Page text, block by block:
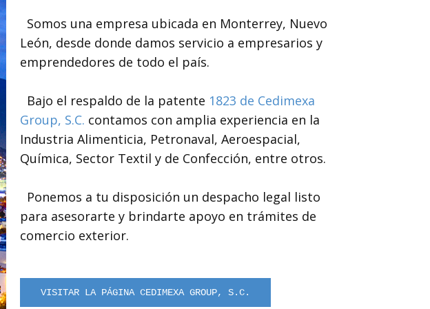
Somos una empresa ubicada en Monterrey, Nuevo
León, desde donde damos servicio a empresarios y
emprendedores de todo el país.
Bajo el respaldo de la patente 1823 de Cedimexa
Group, S.C. contamos con amplia experiencia en la
Industria Alimenticia, Petronaval, Aeroespacial,
Química, Sector Textil y de Confección, entre otros.
Ponemos a tu disposición un despacho legal listo
para asesorarte y brindarte apoyo en trámites de
comercio exterior.
VISITAR LA PÁGINA CEDIMEXA GROUP, S.C.